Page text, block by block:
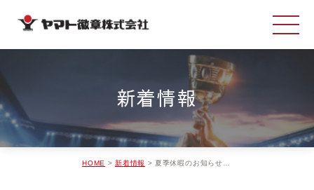
新着情報
HOME 新着情報 夏季休暇のお知らせ 夏季休暇中にいただきましたご質問やご意見への回答は、8月16日（金）以降に担当よりご連絡させていただきます。